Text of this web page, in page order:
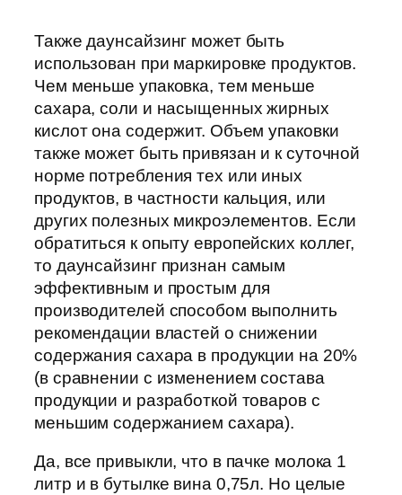
Также даунсайзинг может быть
использован при маркировке продуктов.
Чем меньше упаковка, тем меньше
сахара, соли и насыщенных жирных
кислот она содержит. Объем упаковки
также может быть привязан и к суточной
норме потребления тех или иных
продуктов, в частности кальция, или
других полезных микроэлементов. Если
обратиться к опыту европейских коллег,
то даунсайзинг признан самым
эффективным и простым для
производителей способом выполнить
рекомендации властей о снижении
содержания сахара в продукции на 20%
(в сравнении с изменением состава
продукции и разработкой товаров с
меньшим содержанием сахара).
Да, все привыкли, что в пачке молока 1
литр и в бутылке вина 0,75л. Но целые